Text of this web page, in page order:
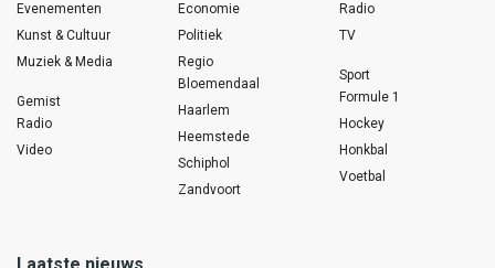
Evenementen
Kunst & Cultuur
Muziek & Media
Gemist
Radio
Video
Economie
Politiek
Regio
Bloemendaal
Haarlem
Heemstede
Schiphol
Zandvoort
Radio
TV
Sport
Formule 1
Hockey
Honkbal
Voetbal